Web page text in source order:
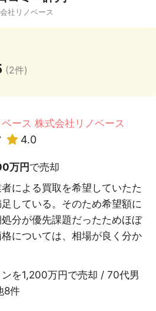
社リノベース
(2件)
ース 株式会社リノベース
4.0
万円で売却
による買取を希望していたた
している。そのため希望額に
分が優先課題だったためほぼ
については、相場が良く分か
を1,200万円で売却 / 70代男
8件